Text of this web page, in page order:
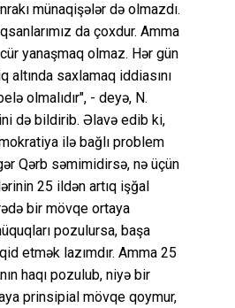
münaqişələr də olmazdı.
da çoxdur. Amma
yanaşmaq olmaz. Hər gün
altında saxlamaq iddiasını
olmalıdır", - deyə, N.
də bildirib. Əlavə edib ki,
ilə bağlı problem
Qərb səmimidirsə, nə üçün
25 ildən artıq işğal
bir mövqe ortaya
pozulursa, başa
etmək lazımdır. Amma 25
haqı pozulub, niyə bir
prinsipial mövqe qoymur,